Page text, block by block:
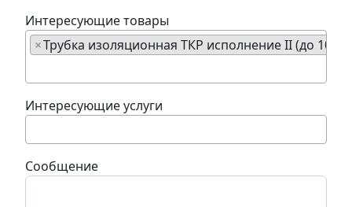
Интересующие товары
×Трубка изоляционная ТКР исполнение II (до 1000
Интересующие услуги
Сообщение